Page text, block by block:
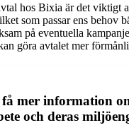
hos Bixia är det viktigt
som passar ens behov
på eventuella
göra avtalet mer
mer information
och deras